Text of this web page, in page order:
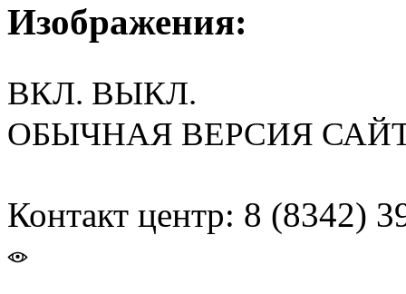
Изображения:
ВКЛ. ВЫКЛ.
ОБЫЧНАЯ ВЕРСИЯ
Контакт центр: 8 (8342)